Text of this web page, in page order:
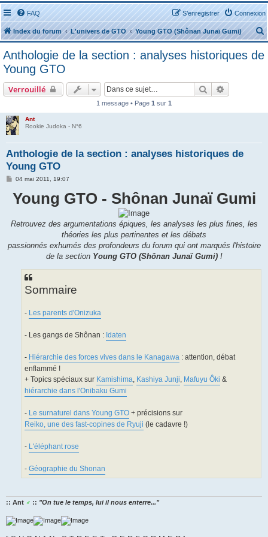
FAQ Connexion
S’enregistrer
Index du forum L'univers de GTO Young GTO (Shônan Junaï Gumi)
e
Anthologie de la section : analyses historiques de
Young GTO
Verrouillé Rechercher
1 message • Page 1 sur 1
Ant
Rookie Judoka - N°6
Anthologie de la section : analyses historiques de
Young GTO
M
s
s
e
04 mai 2011, 19:07
Young GTO - Shônan Junaï Gumi
Retrouvez des argumentations épiques, les analyses les plus fines, les
théories les plus pertinentes et les débats
passionnés exhumés des profondeurs du forum qui ont marqués l'histoire
de la section Young GTO (Shônan Junaï Gumi)!
Sommaire
- Les parents d'Onizuka
- Les gangs de Shônan : Idaten
- Hiérarchie des forces vives dans le Kanagawa : attention, débat
enflammé !
+ Topics spéciaux sur Kamishima, Kashiya Junji, Mafuyu Ôki &
hiérarchie dans l'Onibaku Gumi
- Le surnaturel dans Young GTO + précisions sur
Reiko, une des fast-copines de Ryuji (le cadavre !)
- L'éléphant rose
- Géographie du Shonan
:: Ant ♂ :: "On tue le temps, lui il nous enterre..."